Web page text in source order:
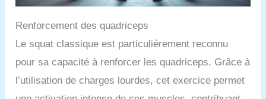
Renforcement des quadriceps
Le squat classique est particulièrement reconnu
pour sa capacité à renforcer les quadriceps. Grâce à
l’utilisation de charges lourdes, cet exercice permet